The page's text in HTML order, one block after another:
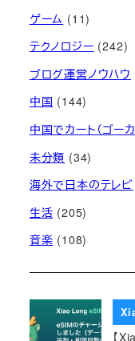
ゲーム (11)
テクノロジー (242)
ブログ運営ノウハウ
中国 (144)
中国でカート（ゴーカ
未分類 (34)
海外で日本のテレビ
生活 (205)
音楽 (108)
【